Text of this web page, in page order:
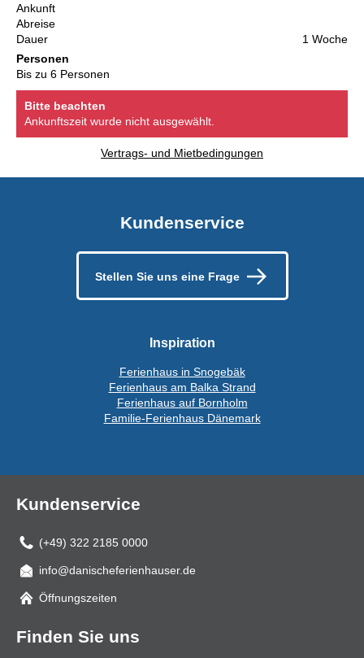
Ankunft
Abreise
Dauer
1 Woche
Personen
Bis zu 6 Personen
Bitte beachten
Ankunftszeit wurde nicht ausgewählt.
Vertrags- und Mietbedingungen
Kundenservice
Stellen Sie uns eine Frage
Inspiration
Ferienhaus in Snogebäk
Ferienhaus am Balka Strand
Ferienhaus auf Bornholm
Familie-Ferienhaus Dänemark
Kundenservice
(+49) 322 2185 0000
Mail
info@danischeferienhauser.de
Öffnungszeiten
Finden Sie uns